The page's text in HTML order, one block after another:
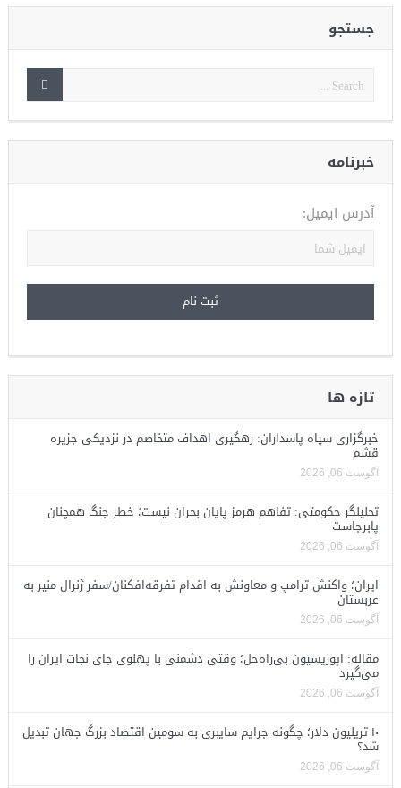
جستجو
خبرنامه
آدرس ایمیل:
تازه ها
خبرگزاری سپاه پاسداران: رهگیری اهداف متخاصم در نزدیکی جزیره
قشم
آگوست 06, 2026
تحلیلگر حکومتی: تفاهم هرمز پایان بحران نیست؛ خطر جنگ همچنان
پابرجاست
آگوست 06, 2026
ایران؛ واکنش ترامپ و معاونش به اقدام تفرقه‌افکنان/سفر ژنرال منیر به
عربستان
آگوست 06, 2026
مقاله: اپوزیسیون بی‌راه‌حل؛ وقتی دشمنی با پهلوی جای نجات ایران را
می‌گیرد
آگوست 06, 2026
۱۰ تریلیون دلار؛ چگونه جرایم سایبری به سومین اقتصاد بزرگ جهان تبدیل
شد؟
آگوست 06, 2026